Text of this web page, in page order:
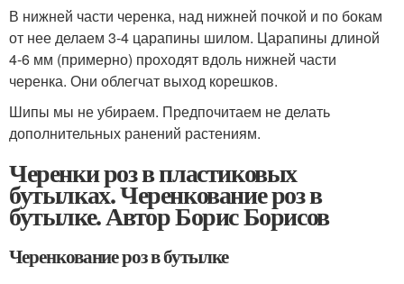
В нижней части черенка, над нижней почкой и по бокам
от нее делаем 3-4 царапины шилом. Царапины длиной
4-6 мм (примерно) проходят вдоль нижней части
черенка. Они облегчат выход корешков.
Шипы мы не убираем. Предпочитаем не делать
дополнительных ранений растениям.
Черенки роз в пластиковых
бутылках. Черенкование роз в
бутылке. Автор Борис Борисов
Черенкование роз в бутылке